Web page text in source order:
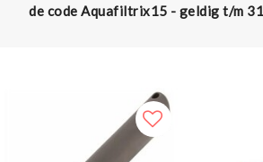
de code Aquafiltrix15 - geldig t/m